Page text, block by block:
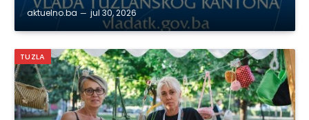
aktuelno.ba jul 30, 2026
TUZLA